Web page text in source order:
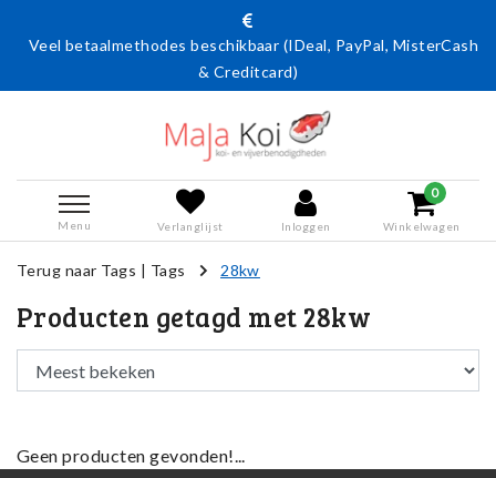
Veel betaalmethodes beschikbaar (IDeal, PayPal, MisterCash
& Creditcard)
Menu Verlanglijst Inloggen
0
Winkelwagen
Terug naar Tags | Tags 28kw
Producten getagd met 28kw
Geen producten gevonden!...